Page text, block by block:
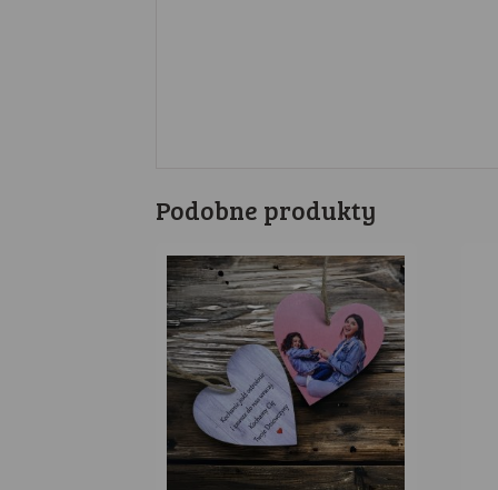
Podobne produkty